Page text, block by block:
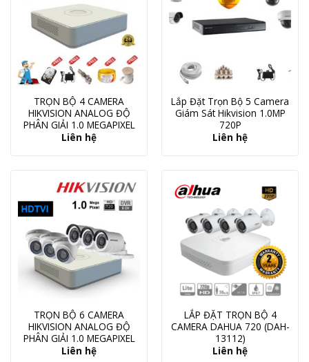
TRỌN BỘ 4 CAMERA
HIKVISION ANALOG ĐỘ
PHÂN GIẢI 1.0 MEGAPIXEL
Liên hệ
Lắp Đặt Trọn Bộ 5 Camera
Giám Sát Hikvision 1.0MP
720P
Liên hệ
TRỌN BỘ 6 CAMERA
HIKVISION ANALOG ĐỘ
PHÂN GIẢI 1.0 MEGAPIXEL
Liên hệ
LẮP ĐẶT TRỌN BỘ 4
CAMERA DAHUA 720 (DAH-
13112)
Liên hệ